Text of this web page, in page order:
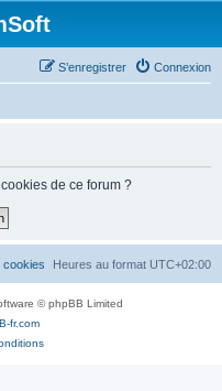
Connexion
S’enregistrer
de ce forum ?
Heures au format UTC+02:00
cookies
© phpBB Limited
fr.com